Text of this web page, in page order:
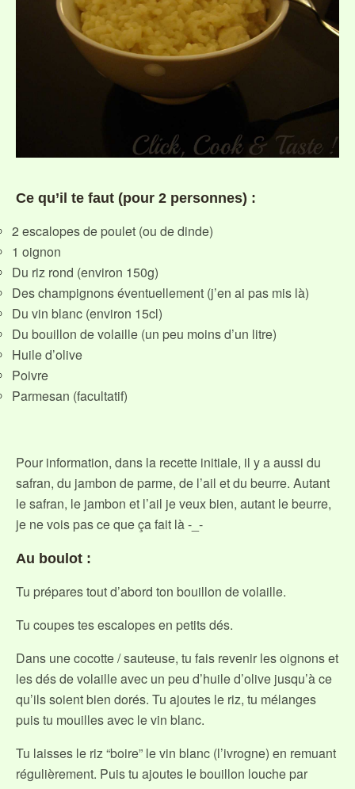
Ce qu’il te faut (pour 2 personnes) :
2 escalopes de poulet (ou de dinde)
1 oignon
Du riz rond (environ 150g)
Des champignons éventuellement (j’en ai pas mis là)
Du vin blanc (environ 15cl)
Du bouillon de volaille (un peu moins d’un litre)
Huile d’olive
Poivre
Parmesan (facultatif)
Pour information, dans la recette initiale, il y a aussi du
safran, du jambon de parme, de l’ail et du beurre. Autant
le safran, le jambon et l’ail je veux bien, autant le beurre,
je ne vois pas ce que ça fait là -_-
Au boulot :
Tu prépares tout d’abord ton bouillon de volaille.
Tu coupes tes escalopes en petits dés.
Dans une cocotte / sauteuse, tu fais revenir les oignons et
les dés de volaille avec un peu d’huile d’olive jusqu’à ce
qu’ils soient bien dorés. Tu ajoutes le riz, tu mélanges
puis tu mouilles avec le vin blanc.
Tu laisses le riz “boire” le vin blanc (l’ivrogne) en remuant
régulièrement. Puis tu ajoutes le bouillon louche par